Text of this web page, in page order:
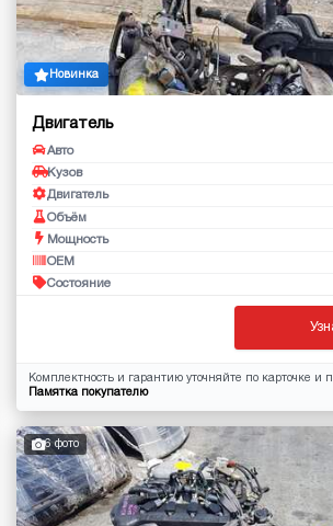
Новинка
Двигатель
Авто
Кузов
Двигатель
Объём
Мощность
OEM
Состояние
Комплектность и гарантию уточняйте по карточке и
Памятка покупателю
6 фото